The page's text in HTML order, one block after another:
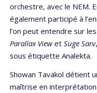
orchestre, avec le NEM.
également participé à
l’on peut entendre sur
Parallax View et Suge Sarv
sous étiquette Analekta.
Showan Tavakol détient
maîtrise en interprétation